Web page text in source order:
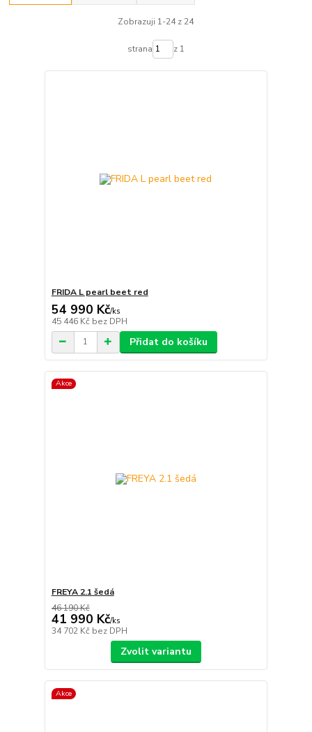
Zobrazuji 1-24 z 24
strana z 1
FRIDA L pearl beet red
54 990 Kč/ks
45 446 Kč bez DPH
Přidat do košíku
Akce
FREYA 2.1 šedá
46 190 Kč
41 990 Kč/ks
34 702 Kč bez DPH
Zvolit variantu
Akce